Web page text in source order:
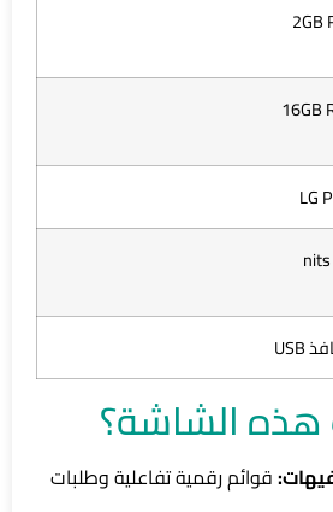
2GB
16GB
LG
الشاشة؟
قوائم رقمية تفاعلية وطلبات